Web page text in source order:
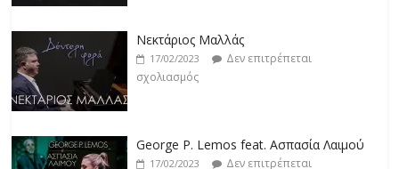
Νεκτάριος Μαλλάς
17/02/2023
Δεν επιτρέπεται
σχολιασμός
George P. Lemos feat. Ασπασία Λαιμού
17/02/2023
Δεν επιτρέπεται